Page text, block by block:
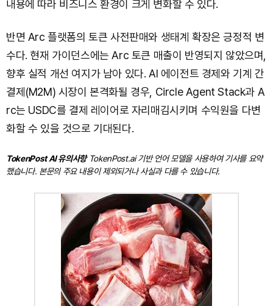
내용에 따라 비즈니스 환경이 크게 변화할 수 있다.
반면 Arc 플랫폼의 토큰 사전판매와 생태계 확장은 긍정적 변
수다. 현재 가이던스에는 Arc 토큰 매출이 반영되지 않았으며,
향후 실적 개선 여지가 남아 있다. AI 에이전트 경제와 기계 간
결제(M2M) 시장이 본격화될 경우, Circle Agent Stack과 A
rc는 USDC를 결제 레이어로 자리매김시키며 수익원을 다변
화할 수 있을 것으로 기대된다.
TokenPost AI 유의사항TokenPost.ai 기반 언어 모델을 사용하여 기사를 요약
했습니다. 본문의 주요 내용이 제외되거나 사실과 다를 수 있습니다.